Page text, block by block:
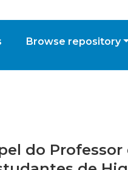
Browse repository
do